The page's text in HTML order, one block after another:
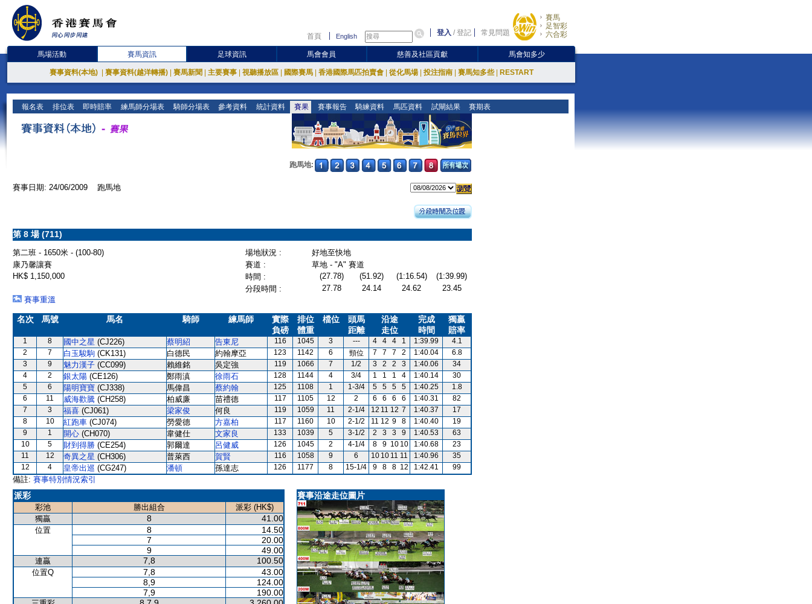
首頁 English 登入 /登記 常見問題
賽馬
足智彩
六合彩
馬場活動 賽馬資訊 足球資訊 馬會會員 慈善及社區貢獻 馬會知多少
賽事資料(本地) 賽事資料(越洋轉播) 賽馬新聞 主要賽事 視聽播放區 國際賽馬 香港國際馬匹拍賣會 從化馬場 投注指南 賽馬知多些 RESTART
報名表 排位表 即時賠率 練馬師分場表 騎師分場表 參考資料 統計資料 賽果 賽事報告 騎練資料 馬匹資料 試閘結果 賽期表
跑馬地:
賽事日期: 24/06/2009 跑馬地
第 8 場 (711)
第二班 - 1650米 - (100-80) 場地狀況 :
好地至快地
康乃馨讓賽
賽道 :
草地 - "A" 賽道
HK$ 1,150,000
時間 : (27.78) (51.92) (1:16.54)
(1:39.99)
分段時間 :
27.78 24.14 24.62
23.45
賽事重溫
名次 馬號 馬名 騎師 練馬師
實際
負磅
排位
體重
檔位
頭馬
距離
沿途
走位
完成
時間
獨贏
賠率
1 8 國中之星 (CJ226) 蔡明紹 告東尼 116 1045 3 --- 4 4 4 1 1:39.99
4.1
2
7 白玉駿駒 (CK131) 白德民 約翰摩亞 123 1142 6 頸位 7 7 7 2 1:40.04
6.8
3
9 魅力漢子 (CC099) 賴維銘 吳定強 119 1066 7 1/2 3 2 2 3 1:40.06
34
4
2 銀太陽 (CE126) 鄭雨滇 徐雨石 128 1144 4 3/4 1 1 1 4 1:40.14
30
5
6 陽明寶寶 (CJ338) 馬偉昌 蔡約翰 125 1108 1 1-3/4 5 5 5 5 1:40.25
1.8
6
11 威海歡騰 (CH258) 柏威廉 苗禮德 117 1105 12 2 6 6 6 6 1:40.31
82
7
3 福喜 (CJ061) 梁家俊 何良 119 1059 11 2-1/4 12 11 12 7 1:40.37
17
8
10 紅跑車 (CJ074) 勞愛德 方嘉柏 117 1160 10 2-1/2 11 12 9 8 1:40.40
19
9
1 開心 (CH070) 韋健仕 文家良 133 1039 5 3-1/2 2 3 3 9 1:40.53
63
10
5 財到得勝 (CE254) 郭爾達 呂健威 126 1045 2 4-1/4 8 9 10 10 1:40.68
23
11
12 奇異之星 (CH306) 普萊西 賀賢 116 1058 9 6 10 10 11 11 1:40.96
35
12
4 皇帝出巡 (CG247) 潘頓 孫達志 126 1177 8 15-1/4 9 8 8 12 1:42.41 99
備註: 賽事特別情況索引
派彩
彩池 勝出組合
派彩 (HK$)
獨贏
8 41.00
位置 8
14.50
7
20.00
9
49.00
連贏 7,8 100.50
位置Q 7,8
43.00
8,9
124.00
7,9
190.00
賽事沿途走位圖片